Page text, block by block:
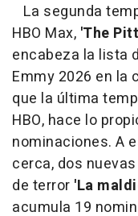
La segunda
HBO Max, 'The
encabeza la lista
Emmy 2026 en la
que la última
HBO, hace lo
nominaciones. A
cerca, dos
de terror 'La
acumula 19